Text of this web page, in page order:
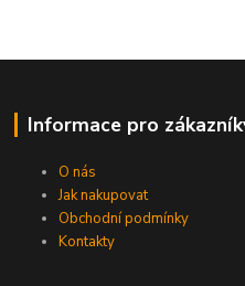
Informace pro
O nás
Jak nakupovat
Obchodní podmínky
Kontakty